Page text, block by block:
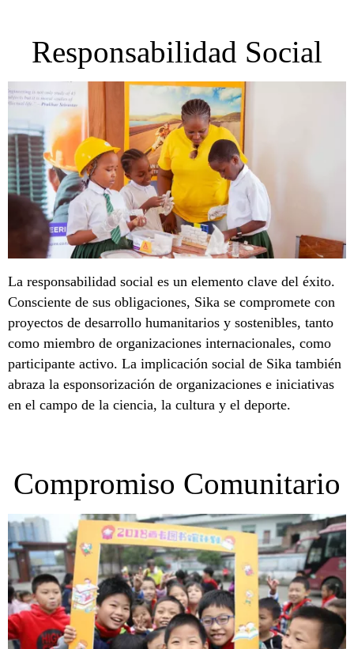
Responsabilidad Social
La responsabilidad social es un elemento clave del éxito.
Consciente de sus obligaciones, Sika se compromete con
proyectos de desarrollo humanitarios y sostenibles, tanto
como miembro de organizaciones internacionales, como
participante activo. La implicación social de Sika también
abraza la esponsorización de organizaciones e iniciativas
en el campo de la ciencia, la cultura y el deporte.
Compromiso Comunitario